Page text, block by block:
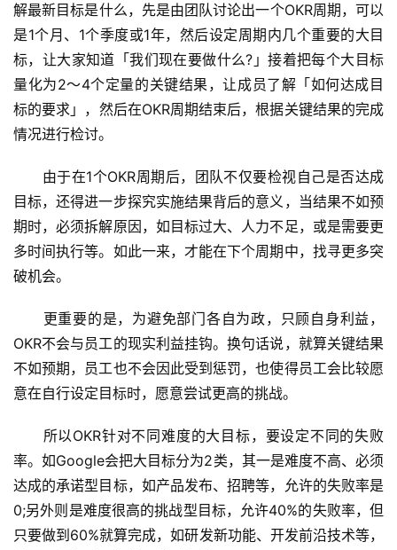
解最新目标是什么，先是由团队讨论出一个OKR周期，可以
是1个月、1个季度或1年，然后设定周期内几个重要的大目
标，让大家知道「我们现在要做什么?」接着把每个大目标
量化为2～4个定量的关键结果，让成员了解「如何达成目
标的要求」，然后在OKR周期结束后，根据关键结果的完成
情况进行检讨。
由于在1个OKR周期后，团队不仅要检视自己是否达成
目标，还得进一步探究实施结果背后的意义，当结果不如预
期时，必须拆解原因，如目标过大、人力不足，或是需要更
多时间执行等。如此一来，才能在下个周期中，找寻更多突
破机会。
更重要的是，为避免部门各自为政，只顾自身利益，
OKR不会与员工的现实利益挂钩。换句话说，就算关键结果
不如预期，员工也不会因此受到惩罚，也使得员工会比较愿
意在自行设定目标时，愿意尝试更高的挑战。
所以OKR针对不同难度的大目标，要设定不同的失败
率。如Google会把大目标分为2类，其一是难度不高、必须
达成的承诺型目标，如产品发布、招聘等，允许的失败率是
0;另外则是难度很高的挑战型目标，允许40%的失败率，但
只要做到60%就算完成，如研发新功能、开发前沿技术等，